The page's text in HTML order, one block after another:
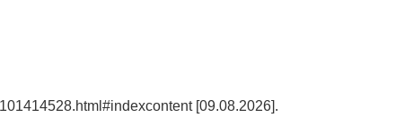
[09.08.2026].